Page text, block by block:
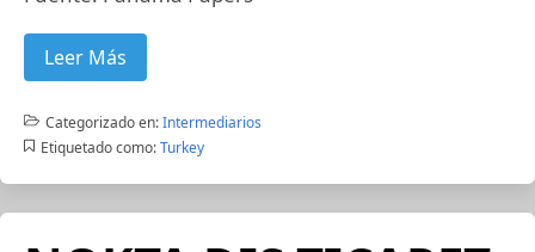
Leer Más
Categorizado en:Intermediarios
Etiquetado como: Turkey